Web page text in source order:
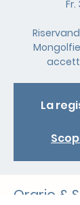
La
Orario &